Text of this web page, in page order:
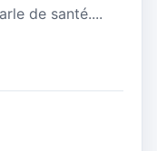
de santé....